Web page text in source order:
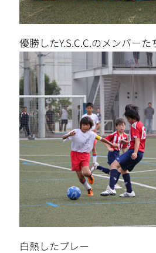
優勝したY.S.C.C.のメンバーた
白熱したプレー